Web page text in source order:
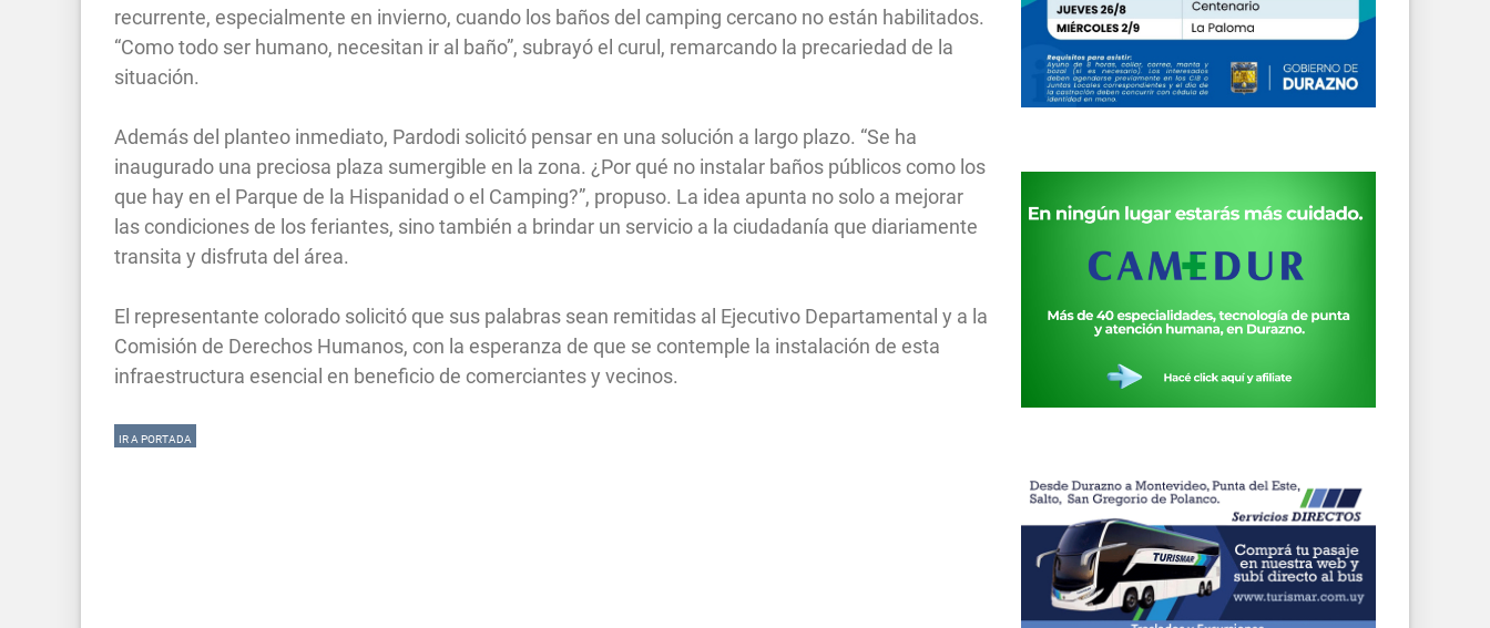
recurrente, especialmente en invierno, cuando los baños del camping cercano no están habilitados.
“Como todo ser humano, necesitan ir al baño”, subrayó el curul, remarcando la precariedad de la
situación.
Además del planteo inmediato, Pardodi solicitó pensar en una solución a largo plazo. “Se ha
inaugurado una preciosa plaza sumergible en la zona. ¿Por qué no instalar baños públicos como los
que hay en el Parque de la Hispanidad o el Camping?”, propuso. La idea apunta no solo a mejorar
las condiciones de los feriantes, sino también a brindar un servicio a la ciudadanía que diariamente
transita y disfruta del área.
El representante colorado solicitó que sus palabras sean remitidas al Ejecutivo Departamental y a la
Comisión de Derechos Humanos, con la esperanza de que se contemple la instalación de esta
infraestructura esencial en beneficio de comerciantes y vecinos.
IR A PORTADA